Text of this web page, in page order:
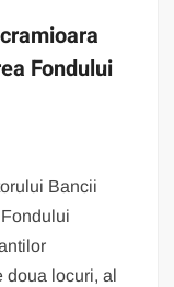
Fondului
Bancii
doua locuri, al